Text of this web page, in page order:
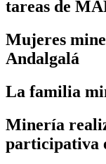
tareas de
Mujeres
Andalgalá
La familia
Minería
participativa